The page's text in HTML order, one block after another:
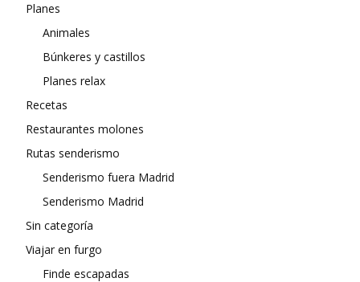
Planes
Animales
Búnkeres y castillos
Planes relax
Recetas
Restaurantes molones
Rutas senderismo
Senderismo fuera Madrid
Senderismo Madrid
Sin categoría
Viajar en furgo
Finde escapadas